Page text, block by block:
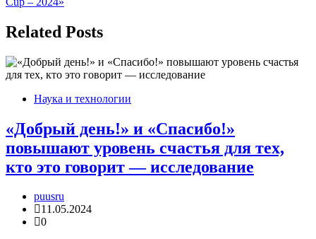
записям
Related Posts
Наука и технологии
«Добрый день!» и «Спасибо!»
повышают уровень счастья для тех,
кто это говорит — исследование
puusru
11.05.2024
0